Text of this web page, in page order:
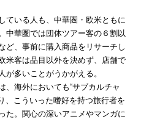
いる人も、中華圏・欧米ともに
中華圏では団体ツアー客の６割以
ど、事前に購入商品をリサーチし
米客は品目以外を決めず、店舗で
多いことがうかがえる。
海外においても“サブカルチャ
、こういった嗜好を持つ旅行者を
た。関心の深いアニメやマンガに